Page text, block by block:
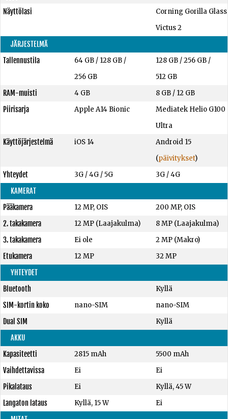
Näyttölasi
Corning Gorilla Glass
Victus 2
JÄRJESTELMÄ
Tallennustila
64 GB/ 128 GB/
256 GB
128 GB /256 GB /
512 GB
RAM-muisti
4 GB 8 GB / 12 GB
Piirisarja
Apple A14 Bionic
Mediatek Helio G100
Ultra
Käyttöjärjestelmä
iOS 14
Android 15
(päivitykset)
Yhteydet
3G / 4G / 5G
3G / 4G
KAMERAT
Pääkamera
12 MP, OIS
200 MP, OIS
2. takakamera
12 MP (Laajakulma)
8 MP (Laajakulma)
3. takakamera
Ei ole
2 MP (Makro)
Etukamera
12 MP
32 MP
YHTEYDET
Bluetooth
Kyllä
SIM-kortin koko
nano-SIM
nano-SIM
Dual SIM
Kyllä
AKKU
Kapasiteetti
2815 mAh
5500 mAh
Vaihdettavissa
Ei
Ei
Pikalataus
Ei
Kyllä, 45 W
Langaton lataus
Kyllä, 15 W
Ei